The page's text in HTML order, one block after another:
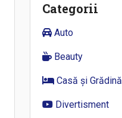
Categorii
Auto
Beauty
Casă și Grădină
Divertisment